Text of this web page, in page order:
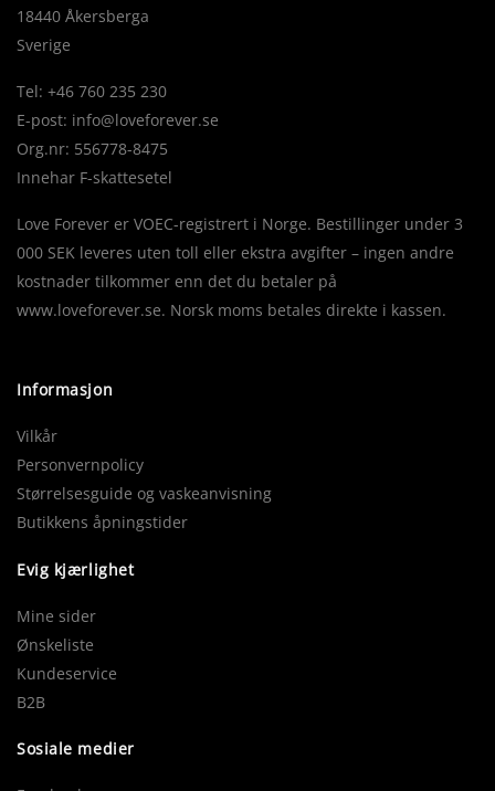
18440 Åkersberga
Sverige
Tel: +46 760 235 230
E-post: info@loveforever.se
Org.nr: 556778-8475
Innehar F-skattesetel
Love Forever er VOEC-registrert i Norge. Bestillinger under 3
000 SEK leveres uten toll eller ekstra avgifter – ingen andre
kostnader tilkommer enn det du betaler på
www.loveforever.se. Norsk moms betales direkte i kassen.
Informasjon
Vilkår
Personvernpolicy
Størrelsesguide og vaskeanvisning
Butikkens åpningstider
Evig kjærlighet
Mine sider
Ønskeliste
Kundeservice
B2B
Sosiale medier